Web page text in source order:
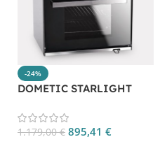
-24%
DOMETIC STARLIGHT
1.179,00€ 895,41 €